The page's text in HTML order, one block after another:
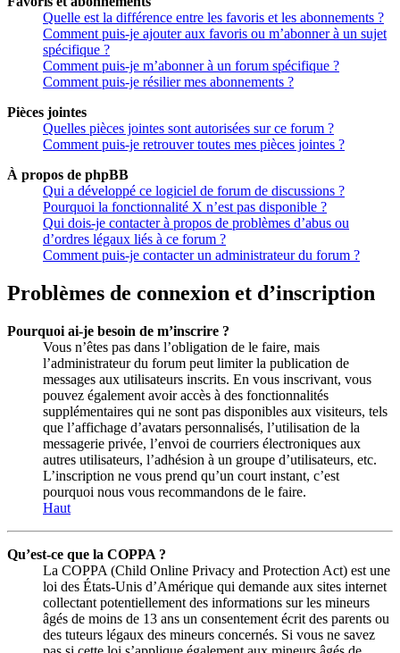
Quelle est la différence entre les favoris et les abonnements ?
Comment puis-je ajouter aux favoris ou m’abonner à un sujet
spécifique ?
Comment puis-je m’abonner à un forum spécifique ?
Comment puis-je résilier mes abonnements ?
Pièces jointes
Quelles pièces jointes sont autorisées sur ce forum ?
Comment puis-je retrouver toutes mes pièces jointes ?
À propos de phpBB
Qui a développé ce logiciel de forum de discussions ?
Pourquoi la fonctionnalité X n’est pas disponible ?
Qui dois-je contacter à propos de problèmes d’abus ou
d’ordres légaux liés à ce forum ?
Comment puis-je contacter un administrateur du forum ?
Problèmes de connexion et d’inscription
Pourquoi ai-je besoin de m’inscrire ?
Vous n’êtes pas dans l’obligation de le faire, mais
l’administrateur du forum peut limiter la publication de
messages aux utilisateurs inscrits. En vous inscrivant, vous
pouvez également avoir accès à des fonctionnalités
supplémentaires qui ne sont pas disponibles aux visiteurs, tels
que l’affichage d’avatars personnalisés, l’utilisation de la
messagerie privée, l’envoi de courriers électroniques aux
autres utilisateurs, l’adhésion à un groupe d’utilisateurs, etc.
L’inscription ne vous prend qu’un court instant, c’est
pourquoi nous vous recommandons de le faire.
Haut
Qu’est-ce que la COPPA ?
La COPPA (Child Online Privacy and Protection Act) est une
loi des États-Unis d’Amérique qui demande aux sites internet
collectant potentiellement des informations sur les mineurs
âgés de moins de 13 ans un consentement écrit des parents ou
des tuteurs légaux des mineurs concernés. Si vous ne savez